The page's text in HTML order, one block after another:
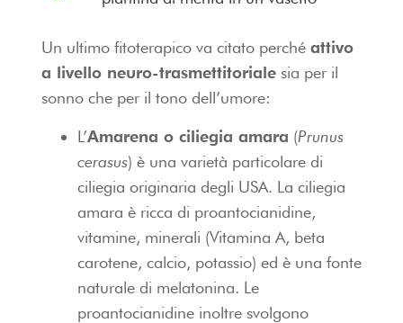
Un ultimo fitoterapico va citato perché attivo
a livello neuro-trasmettitorialesia per il
sonno che per il tono dell’umore:
L’Amarena o ciliegia amara (Prunus
cerasus) è una varietà particolare di
ciliegia originaria degli USA. La ciliegia
amara è ricca di proantocianidine,
vitamine, minerali (Vitamina A, beta
carotene, calcio, potassio) ed è una fonte
naturale di melatonina. Le
proantocianidine inoltre svolgono